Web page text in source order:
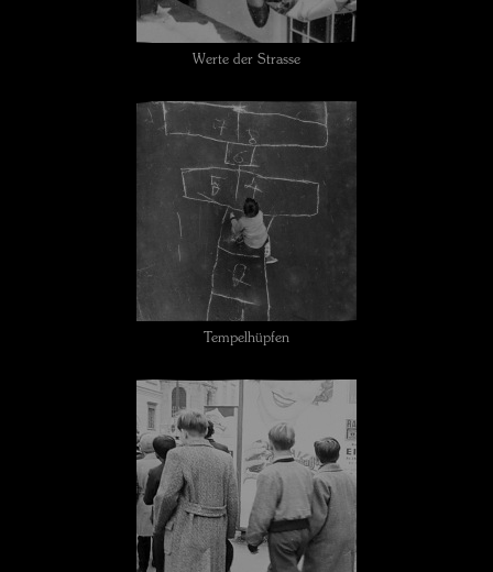
Werte der Strasse
Tempelhüpfen